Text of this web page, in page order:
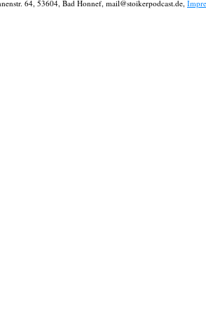
64, 53604, Bad Honnef, mail@stoikerpodcast.de,